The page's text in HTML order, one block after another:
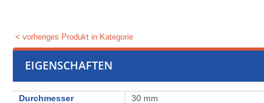
< vorheriges Produkt in Kategorie
EIGENSCHAFTEN
Durchmesser
30 mm